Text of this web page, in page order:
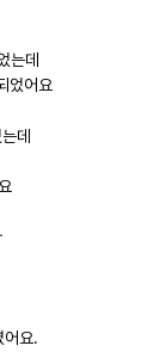
는데
었어요
데
어요.